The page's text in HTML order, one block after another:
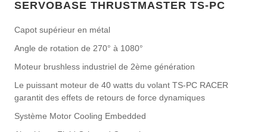
SERVOBASE THRUSTMASTER TS-PC
Capot supérieur en métal
Angle de rotation de 270° à 1080°
Moteur brushless industriel de 2ème génération
Le puissant moteur de 40 watts du volant TS-PC RACER
garantit des effets de retours de force dynamiques
Système Motor Cooling Embedded